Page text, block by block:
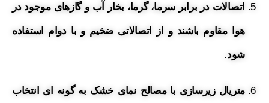
اتصالات در برابر سرما، گرما، بخار آب و گازهای موجود در
هوا مقاوم باشند و از اتصالاتی ضخیم و با دوام استفاده
شود.
متریال زیرسازی با مصالح نمای خشک به گونه ای انتخاب